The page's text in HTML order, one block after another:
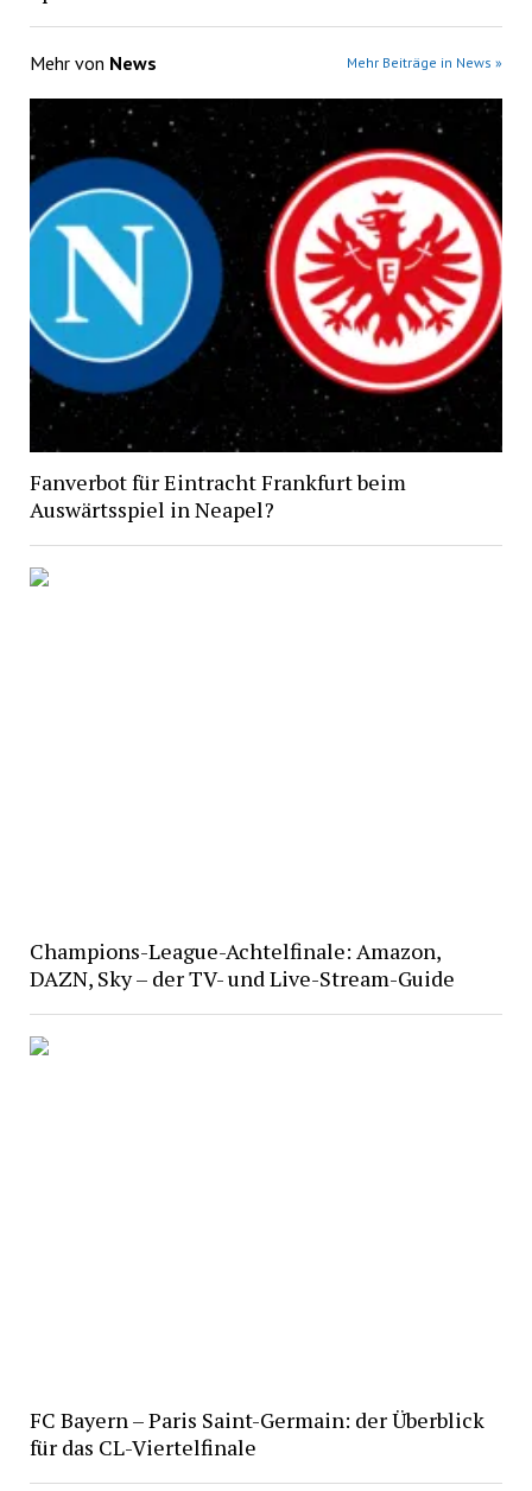
Mehr von News Mehr Beiträge in News »
Fanverbot für Eintracht Frankfurt beim
Auswärtsspiel in Neapel?
Champions-League-Achtelfinale: Amazon,
DAZN, Sky – der TV- und Live-Stream-Guide
FC Bayern – Paris Saint-Germain: der Überblick
für das CL-Viertelfinale